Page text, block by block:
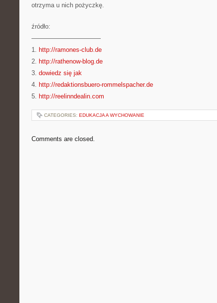
otrzyma u nich pożyczkę.
źródło:
———————————
1. http://ramones-club.de
2. http://rathenow-blog.de
3. dowiedz się jak
4. http://redaktionsbuero-rommelspacher.de
5. http://reelinndealin.com
CATEGORIES: EDUKACJA A WYCHOWANIE
Comments are closed.